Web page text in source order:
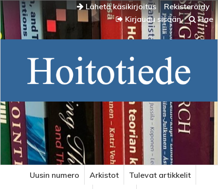
Lähetä käsikirjoitus
Rekisteröidy
Kirjaudu sisään
Hae
Uusin numero Arkistot
Tulevat artikkelit